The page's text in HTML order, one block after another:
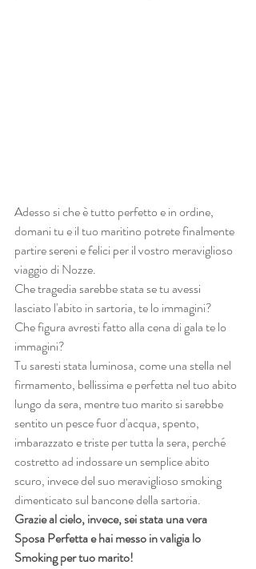
Adesso si che è tutto perfetto e in ordine,
domani tu e il tuo maritino potrete finalmente
partire sereni e felici per il vostro meraviglioso
viaggio di Nozze.
Che tragedia sarebbe stata se tu avessi
lasciato l'abito in sartoria, te lo immagini?
Che figura avresti fatto alla cena di gala te lo
immagini?
Tu saresti stata luminosa, come una stella nel
firmamento, bellissima e perfetta nel tuo abito
lungo da sera, mentre tuo marito si sarebbe
sentito un pesce fuor d'acqua, spento,
imbarazzato e triste per tutta la sera, perché
costretto ad indossare un semplice abito
scuro, invece del suo meraviglioso smoking
dimenticato sul bancone della sartoria.
Grazie al cielo, invece, sei stata una vera
Sposa Perfetta e hai messo in valigia lo
Smoking per tuo marito!